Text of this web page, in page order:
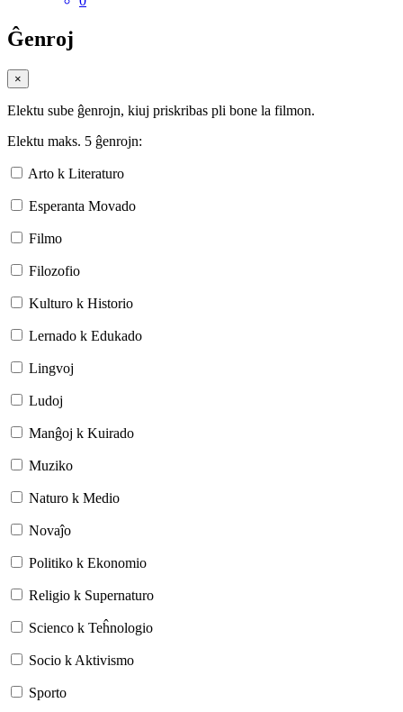
Ĝenroj
×
Elektu sube ĝenrojn, kiuj priskribas pli bone la filmon.
Elektu maks. 5 ĝenrojn:
Arto k Literaturo
Esperanta Movado
Filmo
Filozofio
Kulturo k Historio
Lernado k Edukado
Lingvoj
Ludoj
Manĝoj k Kuirado
Muziko
Naturo k Medio
Novaĵo
Politiko k Ekonomio
Religio k Supernaturo
Scienco k Teĥnologio
Socio k Aktivismo
Sporto